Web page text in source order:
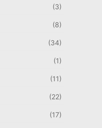
(3)
(8)
(34)
(1)
(11)
(22)
(17)